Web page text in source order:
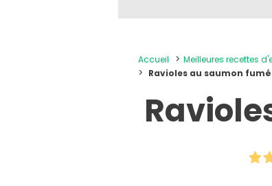
Accueil Meilleures recettes
Ravioles au saumon